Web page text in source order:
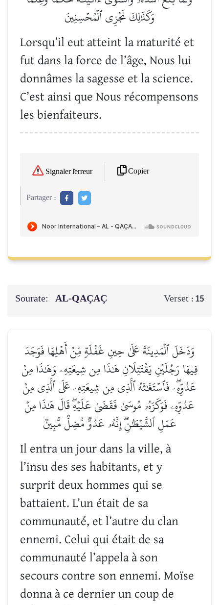
وَكَذَٰلِكَ نَجۡزِي ٱلۡمُحۡسِنِينَ
Lorsqu’il eut atteint la maturité et
fut dans la force de l’âge, Nous lui
donnâmes la sagesse et la science.
C’est ainsi que Nous récompensons
les bienfaiteurs.
Signaler l'erreur Copier
Partager :
Sourate: AL-QAÇAÇ Verset : 15
وَدَخَلَ ٱلۡمَدِينَةَ عَلَىٰ حِينِ غَفۡلَةٖ مِّنۡ أَهۡلِهَا فَوَجَدَ
فِيهَا رَجُلَيۡنِ يَقۡتَتِلَانِ هَٰذَا مِن شِيعَتِهِۦ وَهَٰذَا مِنۡ
عَدُوِّهِۦۖ فَٱسۡتَغَٰثَهُ ٱلَّذِي مِن شِيعَتِهِۦ عَلَى ٱلَّذِي مِنۡ
عَدُوِّهِۦ فَوَكَزَهُۥ مُوسَىٰ فَقَضَىٰ عَلَيۡهِۖ قَالَ هَٰذَا مِنۡ
عَمَلِ ٱلشَّيۡطَٰنِۖ إِنَّهُۥ عَدُوّٞ مُّضِلّٞ مُّبِينٞ
Il entra un jour dans la ville, à
l’insu des ses habitants, et y
surprit deux hommes qui se
battaient. L’un était de sa
communauté, et l’autre du clan
ennemi. Celui qui était de sa
communauté l’appela à son
secours contre son ennemi. Moïse
donna à ce dernier un coup de